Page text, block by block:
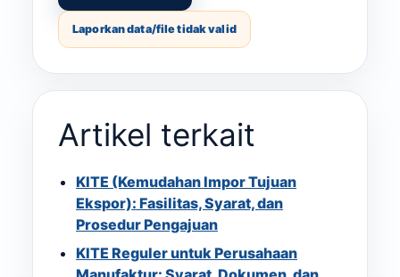
Laporkan data/file tidak valid
Artikel terkait
KITE (Kemudahan Impor Tujuan
Ekspor): Fasilitas, Syarat, dan
Prosedur Pengajuan
KITE Reguler untuk Perusahaan